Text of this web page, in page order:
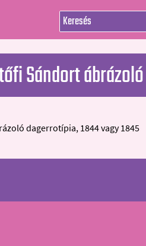
Sándort
dagerrotípia, 1844 vagy 1845